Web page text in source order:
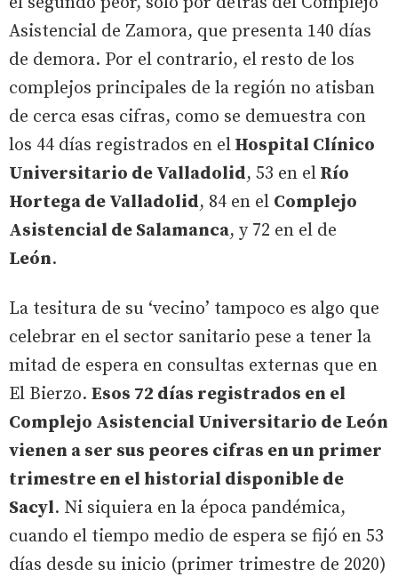
Asistencial de Zamora, que presenta 140 días
de demora. Por el contrario, el resto de los
complejos principales de la región no atisban
de cerca esas cifras, como se demuestra con
los 44 días registrados en el Hospital Clínico
Universitario de Valladolid, 53 en el Río
Hortega de Valladolid, 84 en el Complejo
Asistencial de Salamanca, y 72 en el de
León.
La tesitura de su ‘vecino’ tampoco es algo que
celebrar en el sector sanitario pese a tener la
mitad de espera en consultas externas que en
El Bierzo. Esos 72 días registrados en el
Complejo Asistencial Universitario de León
vienen a ser sus peores cifras en un primer
trimestre en el historial disponible de
Sacyl. Ni siquiera en la época pandémica,
cuando el tiempo medio de espera se fijó en 53
días desde su inicio (primer trimestre de 2020)